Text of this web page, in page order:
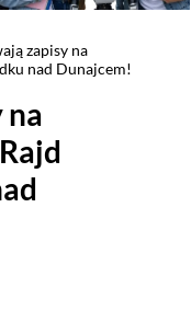
zapisy na
nad Dunajcem!
na